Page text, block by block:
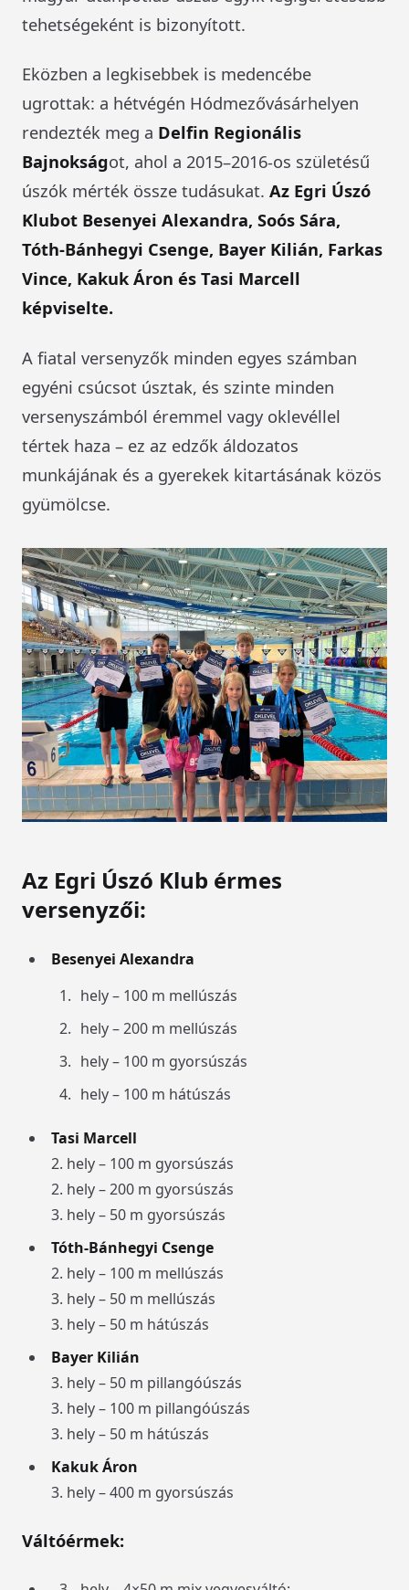
tehetségeként is bizonyított.
Eközben a legkisebbek is medencébe
ugrottak: a hétvégén Hódmezővásárhelyen
rendezték meg a Delfin Regionális
Bajnokságot, ahol a 2015–2016-os születésű
úszók mérték össze tudásukat. Az Egri Úszó
Klubot Besenyei Alexandra, Soós Sára,
Tóth-Bánhegyi Csenge, Bayer Kilián, Farkas
Vince, Kakuk Áron és Tasi Marcell
képviselte.
A fiatal versenyzők minden egyes számban
egyéni csúcsot úsztak, és szinte minden
versenyszámból éremmel vagy oklevéllel
tértek haza – ez az edzők áldozatos
munkájának és a gyerekek kitartásának közös
gyümölcse.
Az Egri Úszó Klub érmes
versenyzői:
Besenyei Alexandra
hely – 100 m mellúszás
hely – 200 m mellúszás
hely – 100 m gyorsúszás
hely – 100 m hátúszás
Tasi Marcell
2. hely – 100 m gyorsúszás
2. hely – 200 m gyorsúszás
3. hely – 50 m gyorsúszás
Tóth-Bánhegyi Csenge
2. hely – 100 m mellúszás
3. hely – 50 m mellúszás
3. hely – 50 m hátúszás
Bayer Kilián
3. hely – 50 m pillangóúszás
3. hely – 100 m pillangóúszás
3. hely – 50 m hátúszás
Kakuk Áron
3. hely – 400 m gyorsúszás
Váltóérmek: